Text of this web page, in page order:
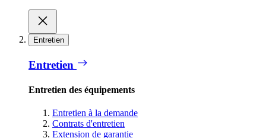
Entretien
Entretien
Entretien des équipements
Entretien à la demande
Contrats d'entretien
Extension de garantie